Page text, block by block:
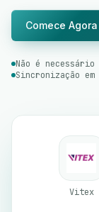
Comece Agora
Não é necessário
Sincronização
Vitex